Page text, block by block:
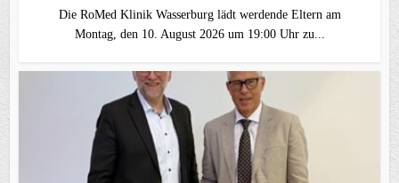
Die RoMed Klinik Wasserburg lädt werdende Eltern am
Montag, den 10. August 2026 um 19:00 Uhr zu...